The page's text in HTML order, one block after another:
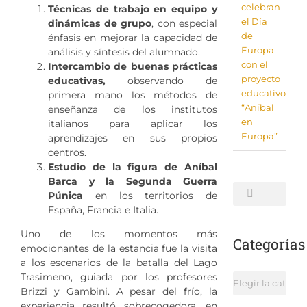
Técnicas de trabajo en equipo y
dinámicas de grupo, con especial
énfasis en mejorar la capacidad de
análisis y síntesis del alumnado.
Intercambio de buenas prácticas
educativas,observando de
primera mano los métodos de
enseñanza de los institutos
italianos para aplicar los
aprendizajes en sus propios
centros.
Estudio de la figura de Aníbal
Barca y la Segunda Guerra
Púnica en los territorios de
España, Francia e Italia.
Uno de los momentos más
emocionantes de la estancia fue la visita
a los escenarios de la batalla del Lago
Trasimeno, guiada por los profesores
Brizzi y Gambini. A pesar del frío, la
celebran
el Día
de
Europa
con el
proyecto
educativo
“Aníbal
en
Europa”
Buscar:
Categorías
Categorías